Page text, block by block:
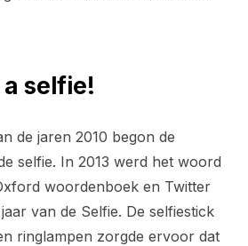
selfie!
de jaren 2010 begon de
selfie. In 2013 werd het woord
woordenboek en Twitter
van de Selfie. De selfiestick
ringlampen zorgde ervoor dat